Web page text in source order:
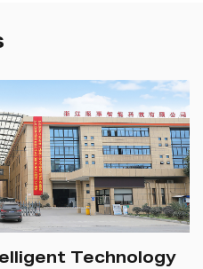
Technology